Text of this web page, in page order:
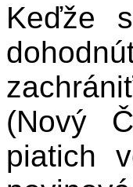
Keďže
(Nový
piatich